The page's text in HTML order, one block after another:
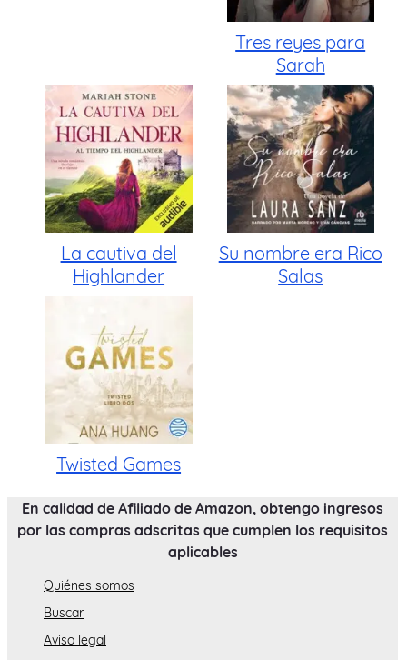
Tres reyes para
Sarah
La cautiva del
Highlander
Su nombre era Rico
Salas
Twisted Games
En calidad de Afiliado de Amazon, obtengo ingresos
por las compras adscritas que cumplen los requisitos
aplicables
Quiénes somos
Buscar
Aviso legal